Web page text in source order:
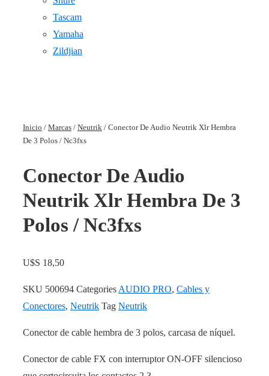
Tascam
Yamaha
Zildjian
Inicio / Marcas / Neutrik / Conector De Audio Neutrik Xlr Hembra
De 3 Polos / Nc3fxs
Conector De Audio
Neutrik Xlr Hembra De 3
Polos / Nc3fxs
U$S 18,50
SKU 500694 Categories AUDIO PRO, Cables y
Conectores, Neutrik Tag Neutrik
Conector de cable hembra de 3 polos, carcasa de níquel.
Conector de cable FX con interruptor ON-OFF silencioso